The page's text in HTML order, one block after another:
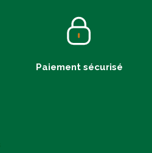
Paiement sécurisé